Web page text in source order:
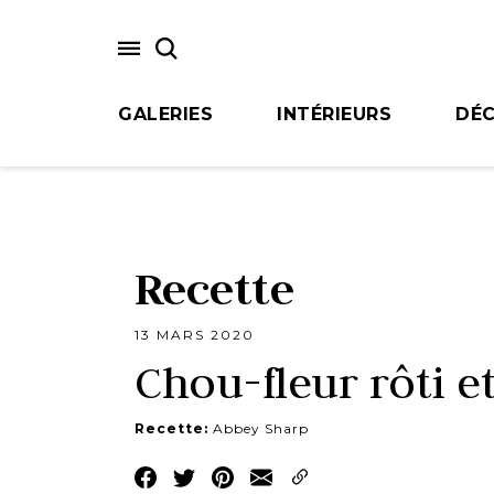
GALERIES INTÉRIEURS
Recette
13 MARS 2020
Chou-fleur rôti
Recette: Abbey Sharp
ShareShareShare